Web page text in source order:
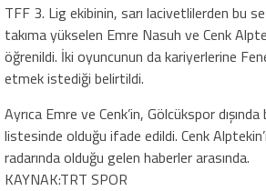
TFF 3. Lig ekibinin, sarı lacivetlilerden bu
takıma yükselen Emre Nasuh ve Cenk
öğrenildi. İki oyuncunun da kariyerlerine
etmek istediği belirtildi.
Ayrıca Emre ve Cenk’in, Gölcükspor
listesinde olduğu ifade edildi. Cenk
radarında olduğu gelen haberler arasında.
KAYNAK:TRT SPOR